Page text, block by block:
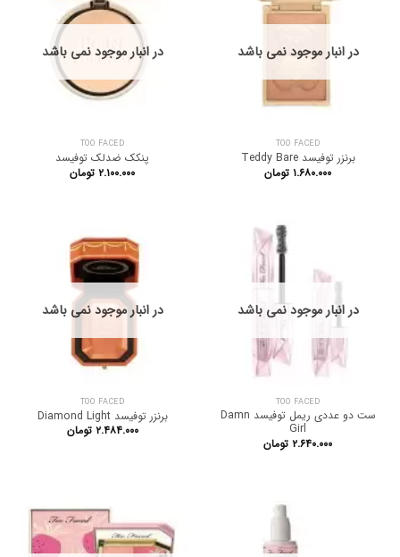
در انبار موجود نمی باشد
TOO FACED
برنزر توفیسد Teddy Bare
۱.۶۸۰.۰۰۰ تومان
در انبار موجود نمی باشد
TOO FACED
پنکک ضدلک توفیسد
۲.۱۰۰.۰۰۰ تومان
در انبار موجود نمی باشد
TOO FACED
ست دو عددی ریمل توفیسد Damn
Girl
۲.۶۴۰.۰۰۰ تومان
در انبار موجود نمی باشد
TOO FACED
برنزر توفیسد Diamond Light
۲.۴۸۴.۰۰۰ تومان